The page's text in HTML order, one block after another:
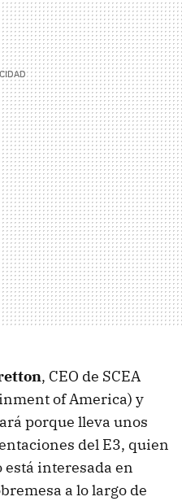
, CEO de SCEA
of America) y
porque lleva unos
del E3, quien
está interesada en
a lo largo de